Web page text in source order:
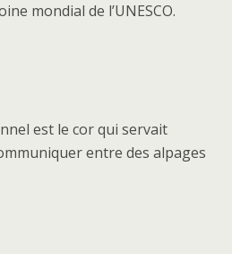
mondial de l’UNESCO.
est le cor qui servait
entre des alpages